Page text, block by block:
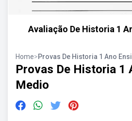
Avaliação De Historia 1
Home>Provas De Historia 1 Ano
Provas De Historia 1
Medio